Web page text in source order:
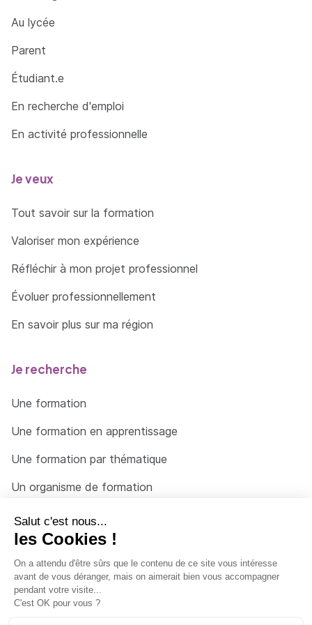
En maîtrisant le risque financier à l'aide des
Unité d'Enseignement (UE) - 5.2 Assurer la gestion
et le développement de la chaîne de valeur : en
Au lycée
Parent
Étudiant.e
En recherche d'emploi
En activité professionnelle
Je veux
Tout savoir sur la formation
Valoriser mon expérience
Réfléchir à mon projet professionnel
Évoluer professionnellement
En savoir plus sur ma région
Je recherche
Une formation
Une formation en apprentissage
Une formation par thématique
Un organisme de formation
Un conseiller
Une solution pour raccrocher